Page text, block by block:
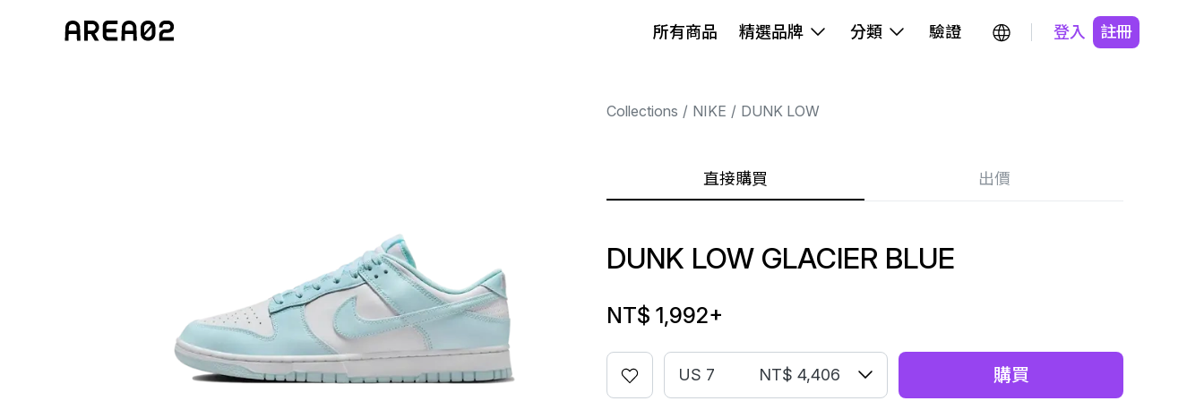
所有商品 精選品牌 分類 驗證 登入 註冊
Collections NIKE DUNK LOW
直接購買 出價
DUNK LOW GLACIER BLUE
NT$ 1,992+
US 7 NT$ 4,406 購買